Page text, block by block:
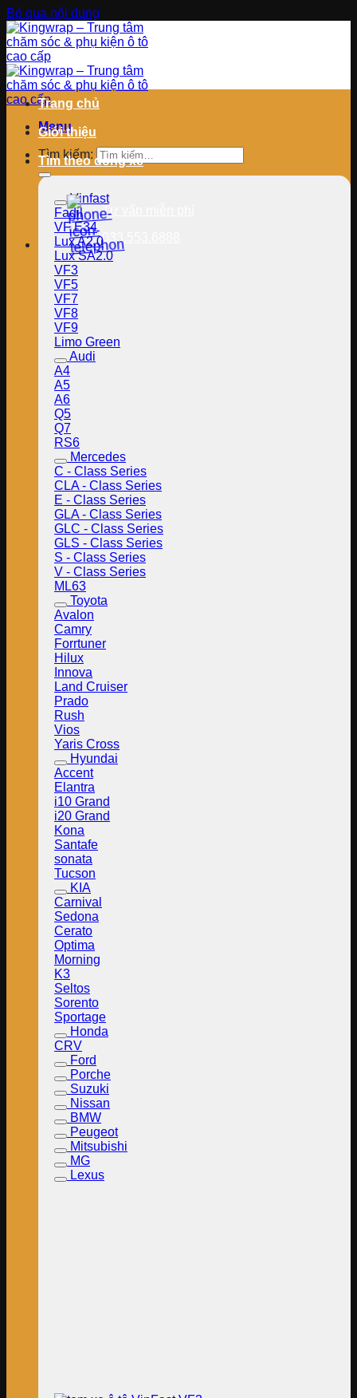
Bỏ qua nội dung
Menu
Tìm kiếm:
Tư vấn miễn phí
033.553.6888
Trang chủ
Giới thiệu
Tìm theo dòng xe
Vinfast
Fadil
VF E34
Lux A2.0
Lux SA2.0
VF3
VF5
VF7
VF8
VF9
Limo Green
Audi
A4
A5
A6
Q5
Q7
RS6
Mercedes
C - Class Series
CLA - Class Series
E - Class Series
GLA - Class Series
GLC - Class Series
GLS - Class Series
S - Class Series
V - Class Series
ML63
Toyota
Avalon
Camry
Forrtuner
Hilux
Innova
Land Cruiser
Prado
Rush
Vios
Yaris Cross
Hyundai
Accent
Elantra
i10 Grand
i20 Grand
Kona
Santafe
sonata
Tucson
KIA
Carnival
Sedona
Cerato
Optima
Morning
K3
Seltos
Sorento
Sportage
Honda
CRV
Ford
Porche
Suzuki
Nissan
BMW
Peugeot
Mitsubishi
MG
Lexus